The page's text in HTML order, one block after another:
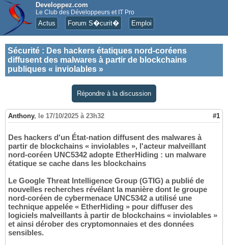
Developpez.com
Le Club des Développeurs et IT Pro
Actus Forum S�curit� Emploi
Sécurité : Des hackers étatiques nord-coréens
diffusent des malwares à partir de blockchains
publiques « inviolables »
Répondre à la discussion
Anthony, le 17/10/2025 à 23h32 #1
Des hackers d'un État-nation diffusent des malwares à
partir de blockchains « inviolables », l'acteur malveillant
nord-coréen UNC5342 adopte EtherHiding : un malware
étatique se cache dans les blockchains
Le Google Threat Intelligence Group (GTIG) a publié de
nouvelles recherches révélant la manière dont le groupe
nord-coréen de cybermenace UNC5342 a utilisé une
technique appelée « EtherHiding » pour diffuser des
logiciels malveillants à partir de blockchains « inviolables »
et ainsi dérober des cryptomonnaies et des données
sensibles.